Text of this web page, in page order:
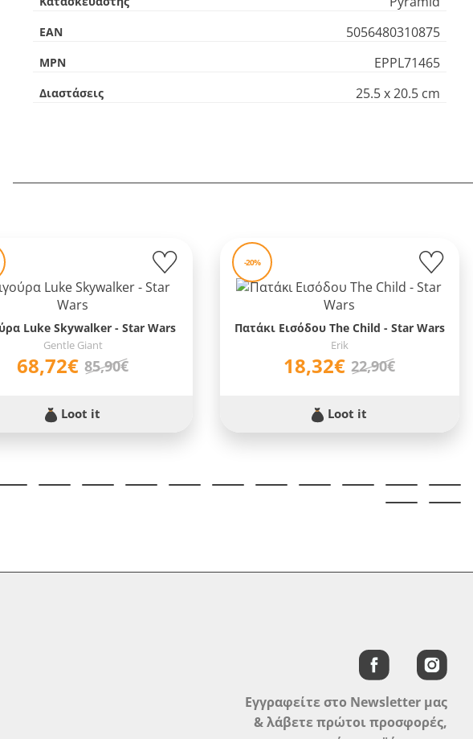
EAN 5056480310875
MPN EPPL71465
Διαστάσεις 25.5 x 20.5 cm
Luke Skywalker - Star Wars
Gentle Giant
68,72€ 85,90€
Loot it
-20%
Πατάκι Εισόδου The Child - Star Wars
Erik
18,32€ 22,90€
Loot it
Εγγραφείτε στο Newsletter μας
& λάβετε πρώτοι προσφορές,